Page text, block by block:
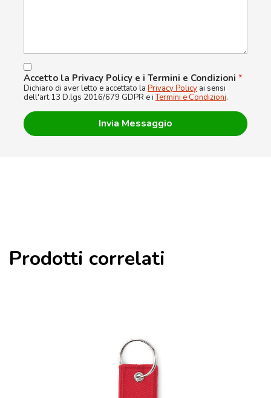
Accetto la Privacy Policy e i Termini e Condizioni *
Dichiaro di aver letto e accettato la Privacy Policy ai sensi
dell'art.13 D.lgs 2016/679 GDPR e iTermini e Condizioni.
Prodotti correlati